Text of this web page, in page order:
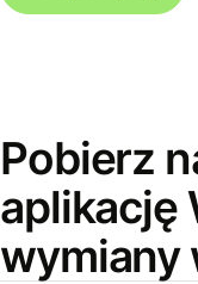
Pobierz
aplikację
wymiany